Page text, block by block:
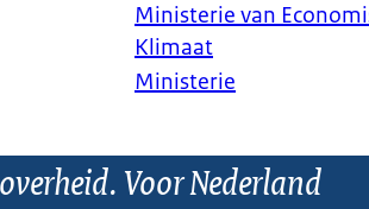
Ministerie van
Klimaat
Ministerie
Voor Nederland